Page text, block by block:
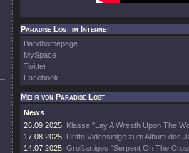
Paradise Lost im Internet
Bandhomepage
MySpace
Twitter
Facebook
Mehr von Paradise Lost
News
26.09.2025: Klasse "Lay A Wreath Upon The
17.08.2025: Dritte Videosinlge zum Album des
14.07.2025: Großartiges "Serpent On The